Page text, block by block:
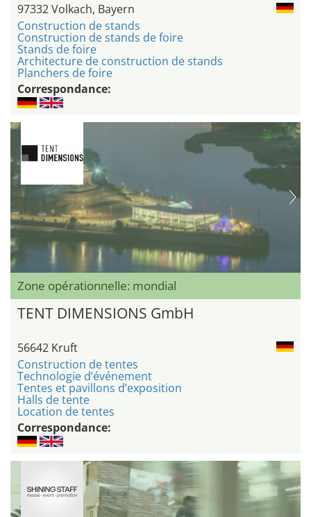
97332 Volkach, Bayern
Construction de stands
Construction de stands de foire
Stands de foire
Architecture de construction de stands
Planchers de foire
Correspondance:
Zone opérationnelle: mondial
TENT DIMENSIONS GmbH
56642 Kruft
Construction de tentes
Technologie d’événement
Tentes et pavillons d’exposition
Halls de tente
Location de tentes
Correspondance: